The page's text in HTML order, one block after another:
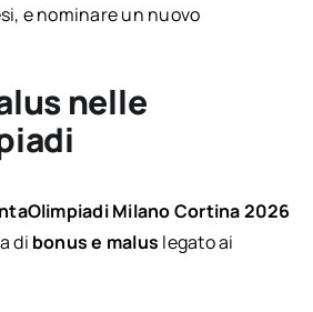
e nominare un nuovo
nelle
Milano Cortina 2026
di bonus e malus legato ai